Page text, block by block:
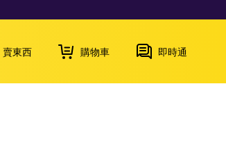
賣東西 購物車 即時通